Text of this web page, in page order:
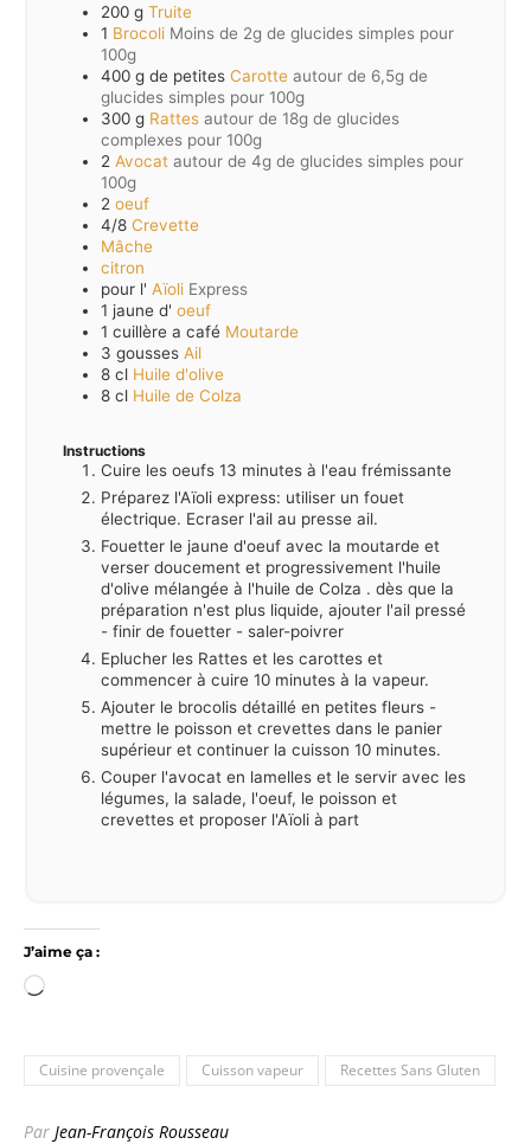
200 g Truite
1 Brocoli Moins de 2g de glucides simples pour
100g
400 g de petites Carotte autour de 6,5g de
glucides simples pour 100g
300 g Rattes autour de 18g de glucides
complexes pour 100g
2 Avocat autour de 4g de glucides simples pour
100g
2 oeuf
4/8 Crevette
Mâche
citron
pour l' Aïoli Express
1 jaune d' oeuf
1 cuillère a café Moutarde
3 gousses Ail
8 cl Huile d'olive
8 cl Huile de Colza
Instructions
Cuire les oeufs 13 minutes à l'eau frémissante
Préparez l'Aïoli express: utiliser un fouet
électrique. Ecraser l'ail au presse ail.
Fouetter le jaune d'oeuf avec la moutarde et
verser doucement et progressivement l'huile
d'olive mélangée à l'huile de Colza . dès que la
préparation n'est plus liquide, ajouter l'ail pressé
- finir de fouetter - saler-poivrer
Eplucher les Rattes et les carottes et
commencer à cuire 10 minutes à la vapeur.
Ajouter le brocolis détaillé en petites fleurs -
mettre le poisson et crevettes dans le panier
supérieur et continuer la cuisson 10 minutes.
Couper l'avocat en lamelles et le servir avec les
légumes, la salade, l'oeuf, le poisson et
crevettes et proposer l'Aïoli à part
J’aime ça :
Chargement…
Cuisine provençale Cuisson vapeur Recettes Sans Gluten
Par Jean-François Rousseau